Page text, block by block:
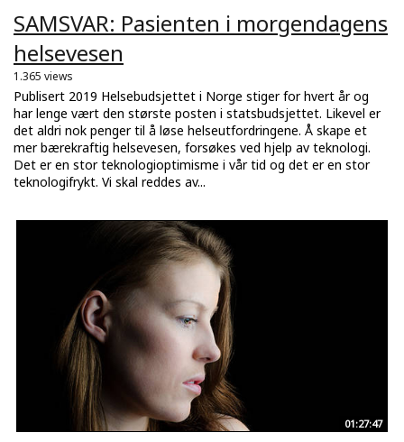
SAMSVAR: Pasienten i morgendagens
helsevesen
1.365 views
Publisert 2019 Helsebudsjettet i Norge stiger for hvert år og
har lenge vært den største posten i statsbudsjettet. Likevel er
det aldri nok penger til å løse helseutfordringene. Å skape et
mer bærekraftig helsevesen, forsøkes ved hjelp av teknologi.
Det er en stor teknologioptimisme i vår tid og det er en stor
teknologifrykt. Vi skal reddes av...
01:27:47